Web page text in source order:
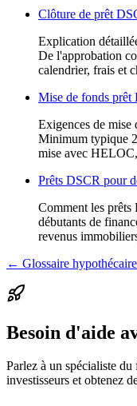
Clôture de prêt
Explication
De l'approbation
calendrier, frais et
Mise de fonds prêt
Exigences de mise
Minimum typique
mise avec
Prêts DSCR pour
Comment les prêts
débutants de
revenus
← Glossaire
Besoin d'aide
Parlez à un spécialiste
investisseurs et obtenez